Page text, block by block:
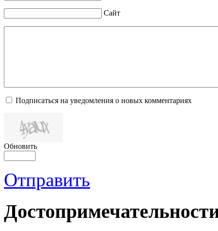
Сайт
Подписаться на уведомления о новых комментариях
Обновить
Отправить